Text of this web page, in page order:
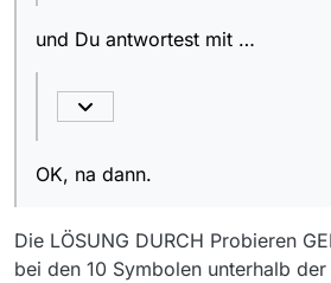
und Du antwortest mit …
OK, na dann.
Die LÖSUNG DURCH Probieren
bei den 10 Symbolen unterhalb